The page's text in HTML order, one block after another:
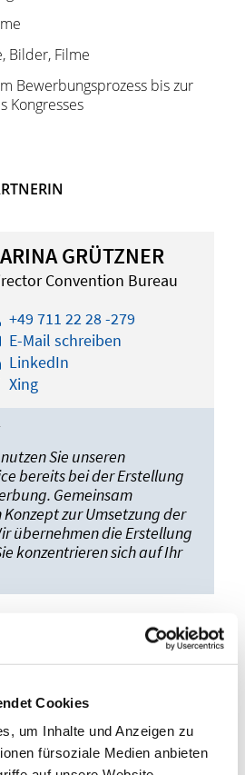
Cookies
um Inhalte und Anzeigen zu
fürsoziale Medien anbieten
Bilder, Filme
Bewerbungsprozess bis zur
Kongresses
GRÜTZ­NER
Convention Bureau
+49 711 22 28 -279
E-Mail schreiben
LinkedIn
Xing
Sie unseren
bereits bei der Erstellung
Gemeinsam
zur Umsetzung der
übernehmen die Erstellung
konzentrieren sich auf Ihr
Stuttgart GmbH verfügt
Profitieren Sie von
Allianz, zu der sich die